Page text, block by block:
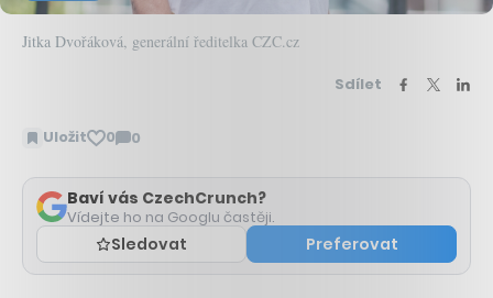
Jitka Dvořáková, generální ředitelka CZC.cz
Sdílet
Uložit 0 0
Zobrazit
Baví vás CzechCrunch?
Vídejte ho na Googlu častěji.
Sledovat Preferovat